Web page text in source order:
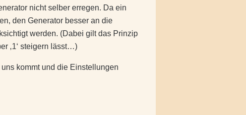
nicht selber erregen. Da ein
den Generator besser an die
werden. (Dabei gilt das Prinzip
‚1‘ steigern lässt…)
kommt und die Einstellungen